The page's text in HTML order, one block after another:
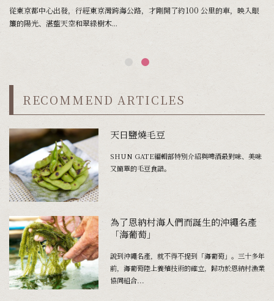
從東京都中心出發，行經東京灣跨海公路，才剛開了約100 公里的車，映入眼
簾的陽光、湛藍天空和翠綠樹木...
RECOMMEND ARTICLES
天日鹽燒毛豆
SHUN GATE編輯部特別介紹與啤酒最對味、美味
又簡單的毛豆食譜。
為了恩納村海人們而誕生的沖繩名產
「海葡萄」
說到沖繩名產，就不得不提到「海葡萄」。三十多年
前，海葡萄陸上養殖技術的確立，歸功於恩納村漁業
協同組合...